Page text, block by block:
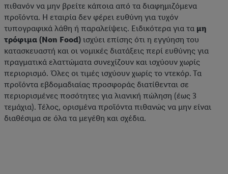
πιθανόν να μην βρείτε κάποια από τα διαφημιζόμενα
προϊόντα. Η εταιρία δεν φέρει ευθύνη για τυχόν
τυπογραφικά λάθη ή παραλείψεις. Ειδικότερα για τα μη
τρόφιμα (Non Food) ισχύει επίσης ότι η εγγύηση του
κατασκευαστή και οι νομικές διατάξεις περί ευθύνης για
πραγματικά ελαττώματα συνεχίζουν και ισχύουν χωρίς
περιορισμό. Όλες οι τιμές ισχύουν χωρίς το ντεκόρ. Τα
προϊόντα εβδομαδιαίας προσφοράς διατίθενται σε
περιορισμένες ποσότητες για λιανική πώληση (έως 3
τεμάχια). Τέλος, ορισμένα προϊόντα πιθανώς να μην είναι
διαθέσιμα σε όλα τα μεγέθη και σχέδια.